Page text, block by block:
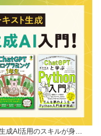
成AI活用のスキルが身…